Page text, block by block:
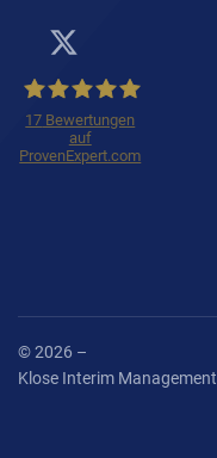
Klose Interim
17 Bewertungen
auf
ProvenExpert.com
© 2026 –
Klose Interim Management